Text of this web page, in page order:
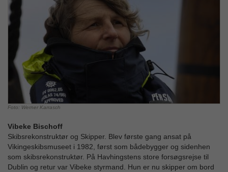
Foto: Werner Karrasch
Vibeke Bischoff
Skibsrekonstruktør og Skipper. Blev første gang ansat på
Vikingeskibsmuseet i 1982, først som bådebygger og sidenhen
som skibsrekonstruktør. På Havhingstens store forsøgsrejse til
Dublin og retur var Vibeke styrmand. Hun er nu skipper om bord